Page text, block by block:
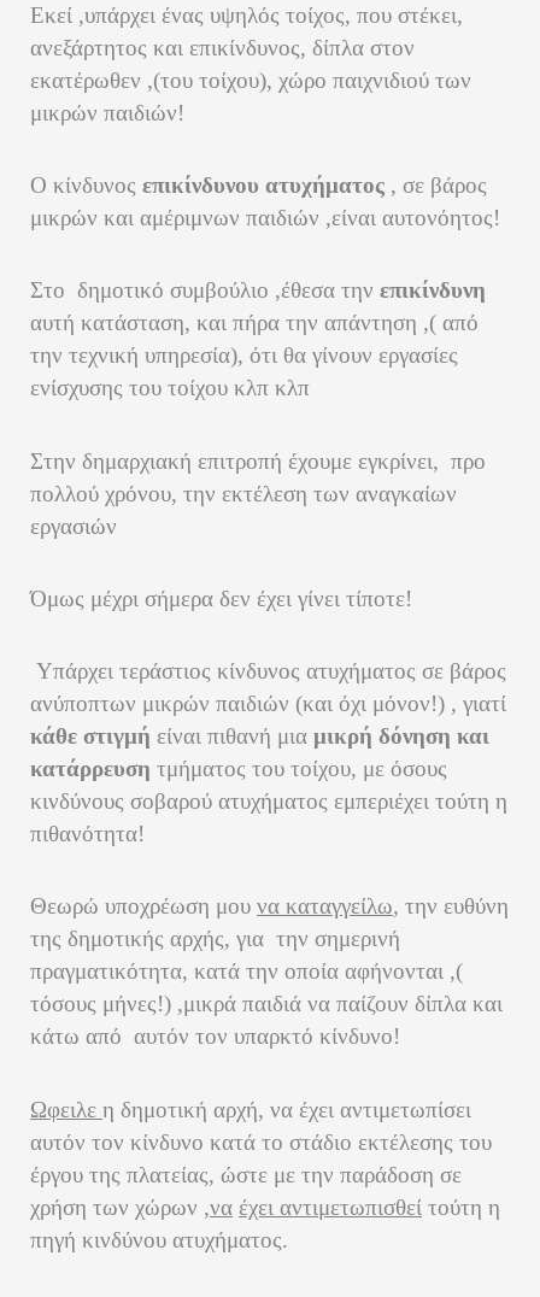
Εκεί ,υπάρχει ένας υψηλός τοίχος, που στέκει,
ανεξάρτητος και επικίνδυνος, δίπλα στον
εκατέρωθεν ,(του τοίχου), χώρο παιχνιδιού των
μικρών παιδιών!
Ο κίνδυνος επικίνδυνου ατυχήματος , σε βάρος
μικρών και αμέριμνων παιδιών ,είναι αυτονόητος!
Στο δημοτικό συμβούλιο ,έθεσα την επικίνδυνη
αυτή κατάσταση, και πήρα την απάντηση ,( από
την τεχνική υπηρεσία), ότι θα γίνουν εργασίες
ενίσχυσης του τοίχου κλπ κλπ
Στην δημαρχιακή επιτροπή έχουμε εγκρίνει, προ
πολλού χρόνου, την εκτέλεση των αναγκαίων
εργασιών
Όμως μέχρι σήμερα δεν έχει γίνει τίποτε!
Υπάρχει τεράστιος κίνδυνος ατυχήματος σε βάρος
ανύποπτων μικρών παιδιών (και όχι μόνον!) , γιατί
κάθε στιγμή είναι πιθανή μια μικρή δόνηση και
κατάρρευση τμήματος του τοίχου, με όσους
κινδύνους σοβαρού ατυχήματος εμπεριέχει τούτη η
πιθανότητα!
Θεωρώ υποχρέωση μου να καταγγείλω, την ευθύνη
της δημοτικής αρχής, για την σημερινή
πραγματικότητα, κατά την οποία αφήνονται ,(
τόσους μήνες!) ,μικρά παιδιά να παίζουν δίπλα και
κάτω από αυτόν τον υπαρκτό κίνδυνο!
Ωφειλε η δημοτική αρχή, να έχει αντιμετωπίσει
αυτόν τον κίνδυνο κατά το στάδιο εκτέλεσης του
έργου της πλατείας, ώστε με την παράδοση σε
χρήση των χώρων ,να έχει αντιμετωπισθεί τούτη η
πηγή κινδύνου ατυχήματος.